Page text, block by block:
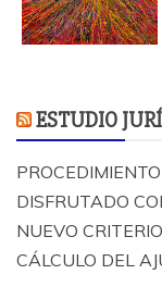
ESTUDIO
DISFRUTADO
NUEVO
CÁLCULO DEL